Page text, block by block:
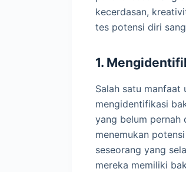
kecerdasan,
tes potensi diri
1.
Salah satu
mengidentifikasi
yang belum pernah
menemukan
seseorang yang
mereka memiliki